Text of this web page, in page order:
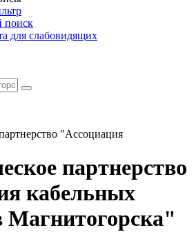
поиск
для слабовидящих
"Ассоциация
партнерство
кабельных
Магнитогорска"